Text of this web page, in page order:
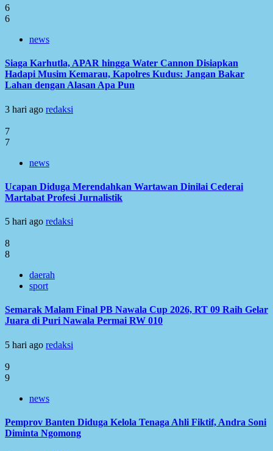
6
6
news
Siaga Karhutla, APAR hingga Water Cannon Disiapkan
Hadapi Musim Kemarau, Kapolres Kudus: Jangan Bakar
Lahan dengan Alasan Apa Pun
3 hari ago redaksi
7
7
news
Ucapan Diduga Merendahkan Wartawan Dinilai Cederai
Martabat Profesi Jurnalistik
5 hari ago redaksi
8
8
daerah
sport
Semarak Malam Final PB Nawala Cup 2026, RT 09 Raih Gelar
Juara di Puri Nawala Permai RW 010
5 hari ago redaksi
9
9
news
Pemprov Banten Diduga Kelola Tenaga Ahli Fiktif, Andra Soni
Diminta Ngomong